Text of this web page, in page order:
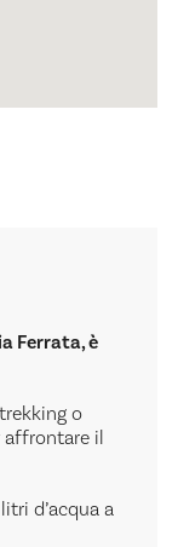
Ferrata, è
o
il
d’acqua a